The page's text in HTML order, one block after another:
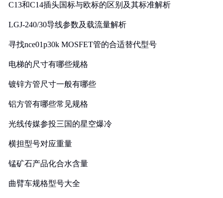
C13和C14插头国标与欧标的区别及其标准解析
LGJ-240/30导线参数及载流量解析
寻找nce01p30k MOSFET管的合适替代型号
电梯的尺寸有哪些规格
镀锌方管尺寸一般有哪些
铝方管有哪些常见规格
光线传媒参投三国的星空爆冷
横担型号对应重量
锰矿石产品化合水含量
曲臂车规格型号大全